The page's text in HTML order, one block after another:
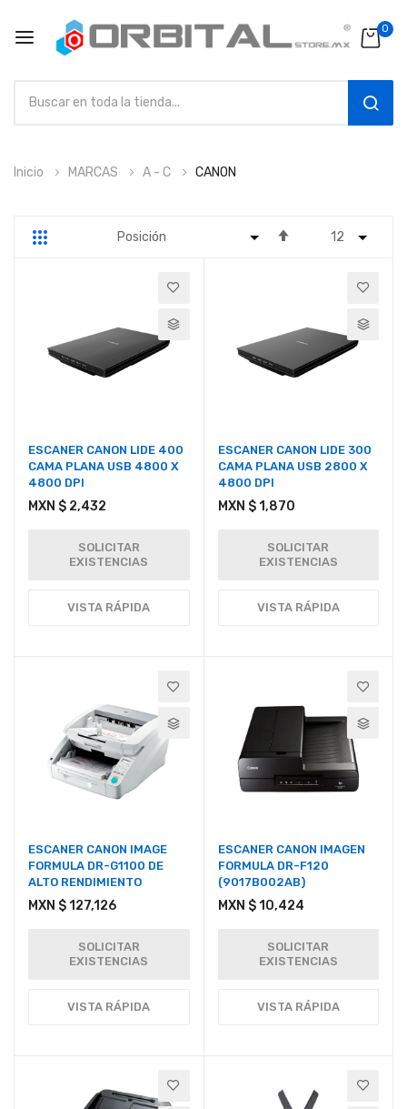
0
alInicio MARCAS A - C CANON
Parrilla
ESCANER CANON LIDE 400
CAMA PLANA USB 4800 X
4800 DPI
MXN $ 2,432
SOLICITAR
EXISTENCIAS
VISTA RÁPIDA
ESCANER CANON LIDE 300
CAMA PLANA USB 2800 X
4800 DPI
MXN $ 1,870
SOLICITAR
EXISTENCIAS
VISTA RÁPIDA
ESCANER CANON IMAGE
FORMULA DR-G1100 DE
ALTO RENDIMIENTO
MXN $ 127,126
SOLICITAR
EXISTENCIAS
VISTA RÁPIDA
ESCANER CANON IMAGEN
FORMULA DR-F120
(9017B002AB)
MXN $ 10,424
SOLICITAR
EXISTENCIAS
VISTA RÁPIDA